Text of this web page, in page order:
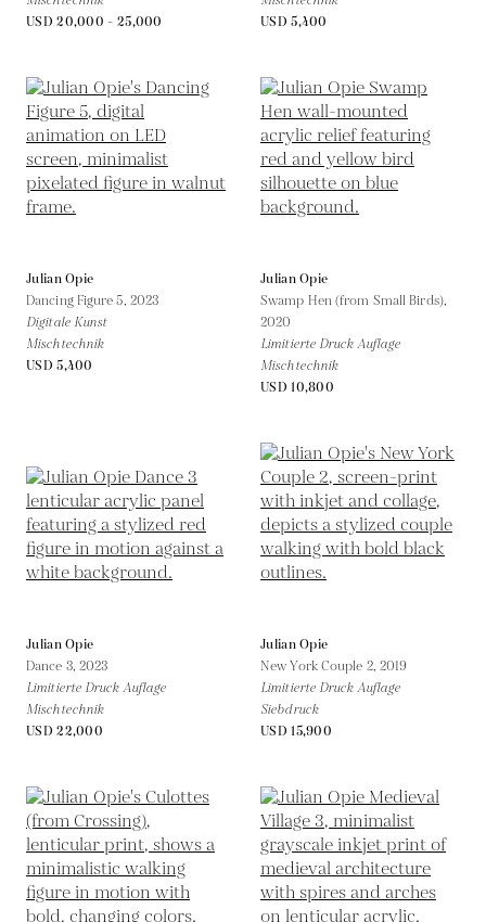
USD 20,000 - 25,000
USD 5,400
Julian Opie
Dancing Figure 5, 2023
Digitale Kunst
Mischtechnik
USD 5,400
Julian Opie
Swamp Hen (from Small Birds),
2020
Limitierte Druck Auflage
Mischtechnik
USD 10,800
Julian Opie
Dance 3, 2023
Limitierte Druck Auflage
Mischtechnik
USD 22,000
Julian Opie
New York Couple 2, 2019
Limitierte Druck Auflage
Siebdruck
USD 15,900